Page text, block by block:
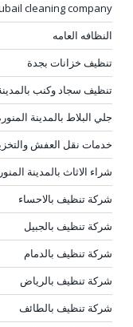
cleaning company
النظافه العامه
تنظيف خزانات بجدة
تنظيف سجاد وكنب
جلي البلاط بالمدينة
خدمات نقل العفش
شراء الاثاث بالمدينة
شركة تنظيف بالاحساء
شركة تنظيف بالجبيل
شركة تنظيف بالدمام
شركة تنظيف بالرياض
شركة تنظيف بالطائف